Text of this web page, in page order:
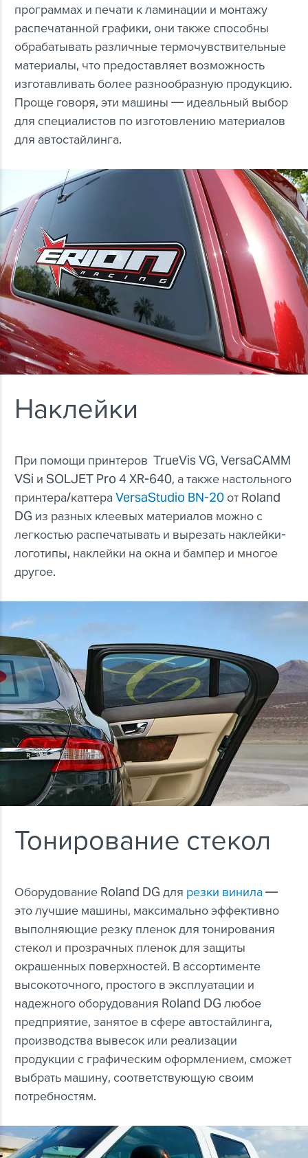
программах и печати к ламинации и монтажу
распечатанной графики, они также способны
обрабатывать различные термочувствительные
материалы, что предоставляет возможность
изготавливать более разнообразную продукцию.
Проще говоря, эти машины — идеальный выбор
для специалистов по изготовлению материалов
для автостайлинга.
Наклейки
При помощи принтеров TrueVis VG, VersaCAMM
VSi и SOLJET Pro 4 XR-640, а также настольного
принтера/каттераVersaStudio BN-20 от Roland
DG из разных клеевых материалов можно с
легкостью распечатывать и вырезать наклейки-
логотипы, наклейки на окна и бампер и многое
другое.
Тонирование стекол
Оборудование Roland DG для резки винила—
это лучшие машины, максимально эффективно
выполняющие резку пленок для тонирования
стекол и прозрачных пленок для защиты
окрашенных поверхностей. В ассортименте
высокоточного, простого в эксплуатации и
надежного оборудования Roland DG любое
предприятие, занятое в сфере автостайлинга,
производства вывесок или реализации
продукции с графическим оформлением, сможет
выбрать машину, соответствующую своим
потребностям.